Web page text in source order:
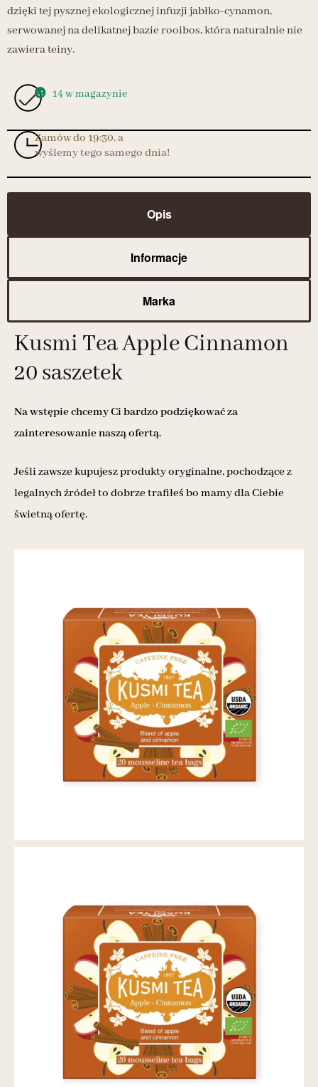
dzięki tej pysznej ekologicznej infuzji jabłko-cynamon,
serwowanej na delikatnej bazie rooibos, która naturalnie nie
zawiera teiny.
14 w magazynie
Zamów do 19:30, a
wyślemy tego samego dnia!
Opis
Informacje
Marka
Kusmi Tea Apple Cinnamon
20 saszetek
Na wstępie chcemy Ci bardzo podziękować za
zainteresowanie naszą ofertą.
Jeśli zawsze kupujesz produkty oryginalne, pochodzące z
legalnych źródeł to dobrze trafiłeś bo mamy dla Ciebie
świetną ofertę.